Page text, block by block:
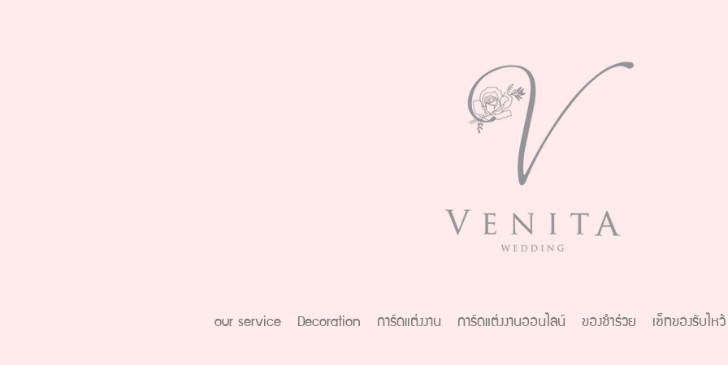
our service Decoration การ์ดแต่งงาน การ์ดแต่งงานออนไลน์ ของชำร่วย เซ็ทของรับไหว้